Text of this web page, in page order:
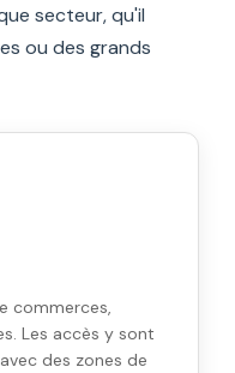
secteur, qu'il
ou des grands
commerces,
Les accès y sont
des zones de